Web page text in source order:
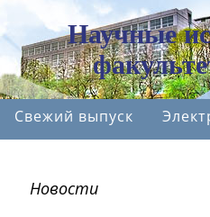
Научные
Свежий выпуск
Новости